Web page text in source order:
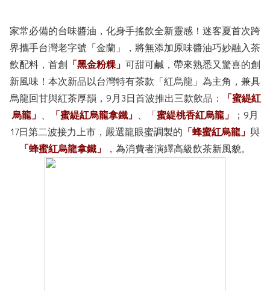
家常必備的台味醬油，化身手搖飲全新靈感！迷客夏首次跨
界攜手台灣老字號「金蘭」，將無添加原味醬油巧妙融入茶
飲配料，首創 「黑金粉粿」 可甜可鹹，帶來熟悉又驚喜的創
新風味！本次新品以台灣特有茶款「紅烏龍」為主角，兼具
烏龍回甘與紅茶厚韻，9月3日首波推出三款飲品：
「蜜緹紅
烏龍」
「蜜緹紅烏龍拿鐵」 「蜜緹桃香紅烏龍」
；9月
17日第二波接力上市，嚴選龍眼蜜調製的 「蜂蜜紅烏龍」 與
「蜂蜜紅烏龍拿鐵」
，為消費者演繹高級飲茶新風貌。